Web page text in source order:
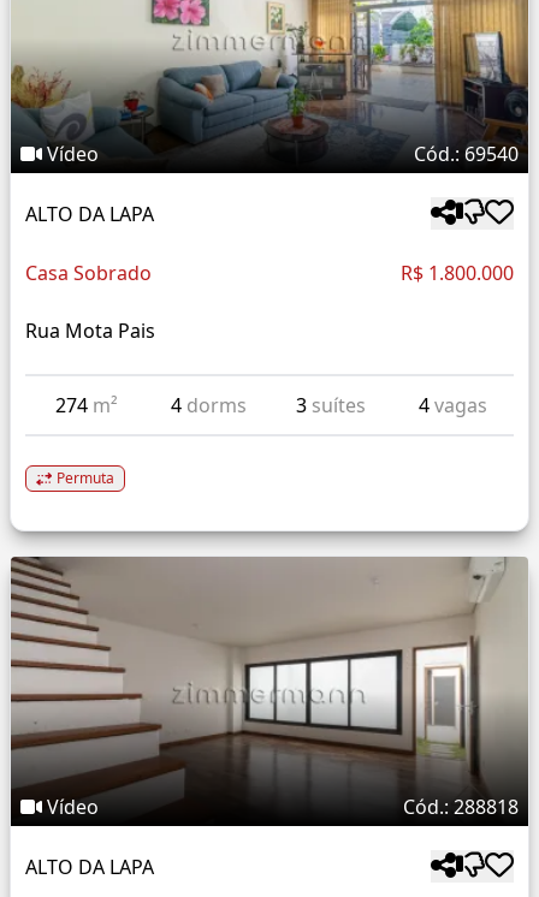
Vídeo Cód.: 69540
ALTO DA LAPA
Casa Sobrado R$ 1.800.000
Rua Mota Pais
274 m² 4 dorms 3 suítes 4vagas
Permuta
Vídeo Cód.: 288818
ALTO DA LAPA